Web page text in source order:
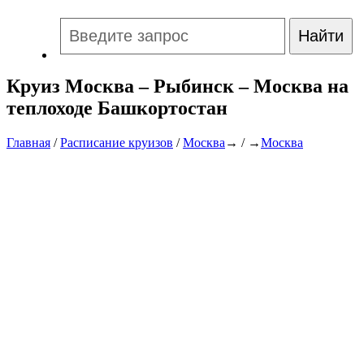
Круиз Москва – Рыбинск – Москва на
теплоходе Башкортостан
Главная /Расписание круизов /Москва → / →Москва